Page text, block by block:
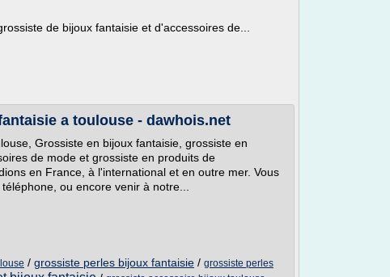
de bijoux fantaisie et d'accessoires de...
a toulouse - dawhois.net
Grossiste en bijoux fantaisie, grossiste en
de mode et grossiste en produits de
en France, à l'international et en outre mer. Vous
ou encore venir à notre...
/ grossiste perles bijoux fantaisie / grossiste perles